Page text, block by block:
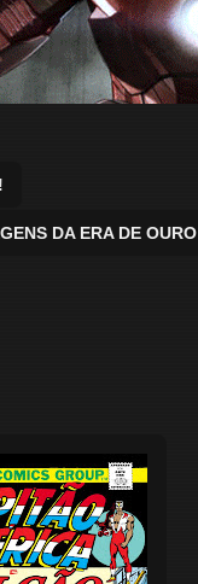
DA ERA DE OURO